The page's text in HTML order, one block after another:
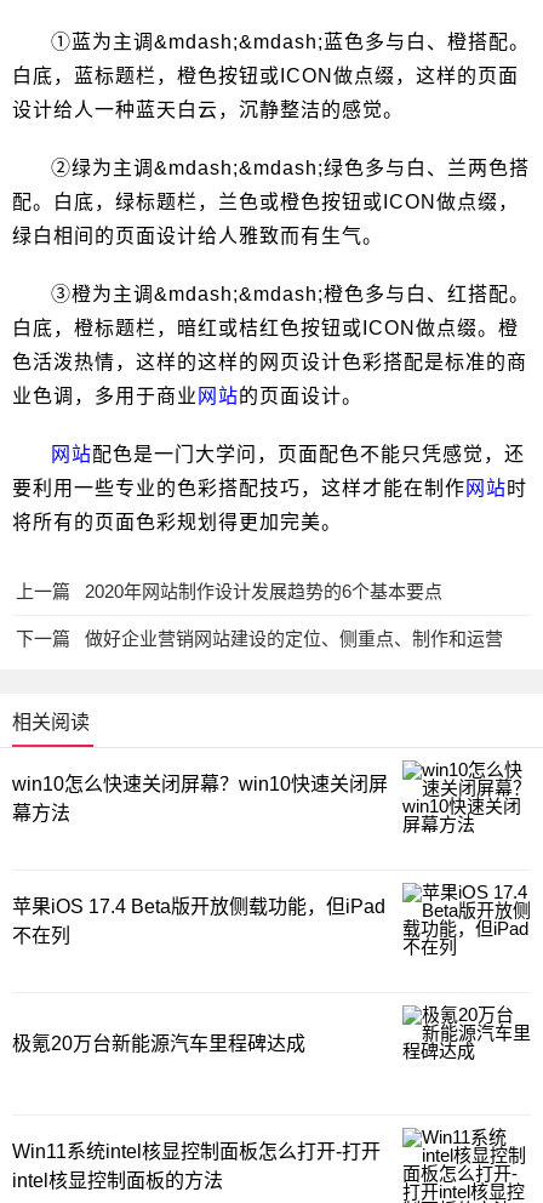
①蓝为主调&mdash;&mdash;蓝色多与白、橙搭配。
白底，蓝标题栏，橙色按钮或ICON做点缀，这样的页面
设计给人一种蓝天白云，沉静整洁的感觉。
②绿为主调&mdash;&mdash;绿色多与白、兰两色搭
配。白底，绿标题栏，兰色或橙色按钮或ICON做点缀，
绿白相间的页面设计给人雅致而有生气。
③橙为主调&mdash;&mdash;橙色多与白、红搭配。
白底，橙标题栏，暗红或桔红色按钮或ICON做点缀。橙
色活泼热情，这样的这样的网页设计色彩搭配是标准的商
业色调，多用于商业 网站的页面设计。
网站配色是一门大学问，页面配色不能只凭感觉，还
要利用一些专业的色彩搭配技巧，这样才能在制作 网站时
将所有的页面色彩规划得更加完美。
上一篇 2020年网站制作设计发展趋势的6个基本要点
下一篇 做好企业营销网站建设的定位、侧重点、制作和运营
相关阅读
win10怎么快速关闭屏幕？win10快速关闭屏
幕方法
苹果iOS 17.4 Beta版开放侧载功能，但iPad
不在列
极氪20万台新能源汽车里程碑达成
Win11系统intel核显控制面板怎么打开-打开
intel核显控制面板的方法